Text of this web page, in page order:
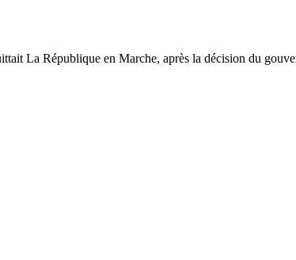
La République en Marche, après la décision du